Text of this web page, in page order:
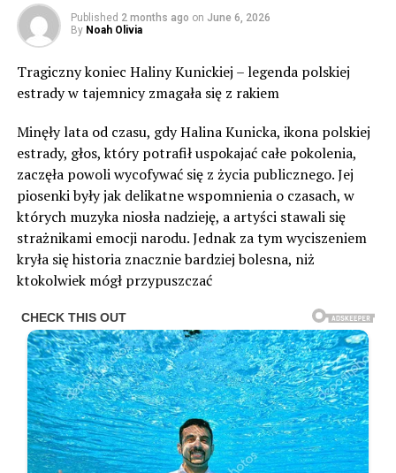
Published 2 months ago on June 6, 2026
By Noah Olivia
Tragiczny koniec Haliny Kunickiej – legenda polskiej
estrady w tajemnicy zmagała się z rakiem
Minęły lata od czasu, gdy Halina Kunicka, ikona polskiej
estrady, głos, który potrafił uspokajać całe pokolenia,
zaczęła powoli wycofywać się z życia publicznego. Jej
piosenki były jak delikatne wspomnienia o czasach, w
których muzyka niosła nadzieję, a artyści stawali się
strażnikami emocji narodu. Jednak za tym wyciszeniem
kryła się historia znacznie bardziej bolesna, niż
ktokolwiek mógł przypuszczać